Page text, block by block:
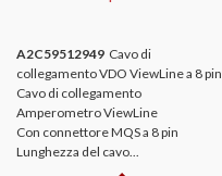
A2C59512949 Cavo di
collegamento VDO ViewLine a 8 pin
Cavo di collegamento
Amperometro ViewLine
Con connettore MQS a 8 pin
Lunghezza del cavo...